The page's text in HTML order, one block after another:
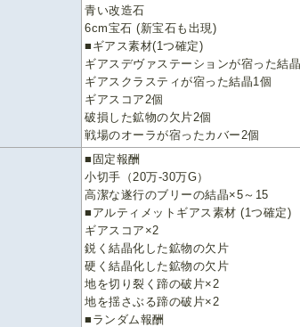
青い改造石
6cm宝石 (新宝石も出現)
■ギアス素材(1つ確定)
ギアスデヴァステーションが宿った結
ギアスクラスティが宿った結晶1個
ギアスコア2個
破損した鉱物の欠片2個
戦場のオーラが宿ったカバー2個
■固定報酬
小切手（20万-30万G）
高潔な遂行のブリーの結晶×5～15
■アルティメットギアス素材 (1つ確定)
ギアスコア×2
鋭く結晶化した鉱物の欠片
硬く結晶化した鉱物の欠片
地を切り裂く蹄の破片×2
地を揺さぶる蹄の破片×2
■ランダム報酬